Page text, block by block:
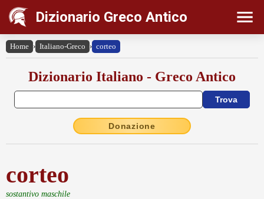
Dizionario Greco Antico
Home › Italiano-Greco › corteo
Dizionario Italiano - Greco Antico
Donazione
corteo
sostantivo maschile